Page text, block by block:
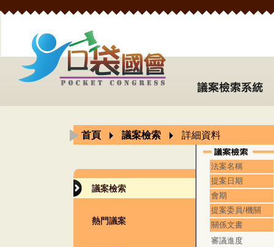
首頁 議案檢索 詳細資料
議案檢索
熱門議案
法案名稱
提案日期
會期
提案委員/機關
關係文書
審議進度